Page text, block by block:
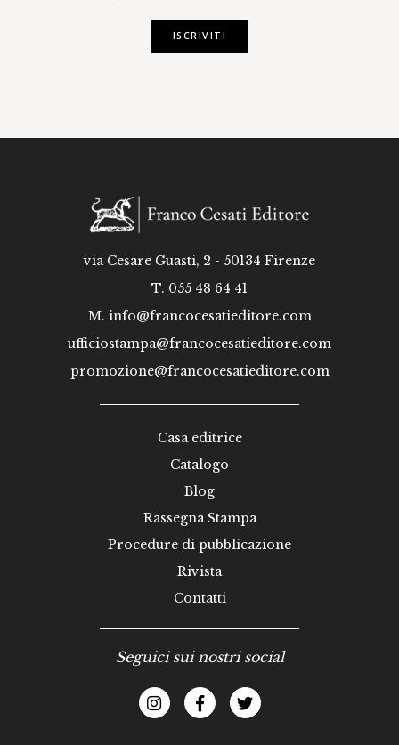
ISCRIVITI
via Cesare Guasti, 2 - 50134 Firenze
T. 055 48 64 41
M. info@francocesatieditore.com
ufficiostampa@francocesatieditore.com
promozione@francocesatieditore.com
Casa editrice
Catalogo
Blog
Rassegna Stampa
Procedure di pubblicazione
Rivista
Contatti
Seguici sui nostri social